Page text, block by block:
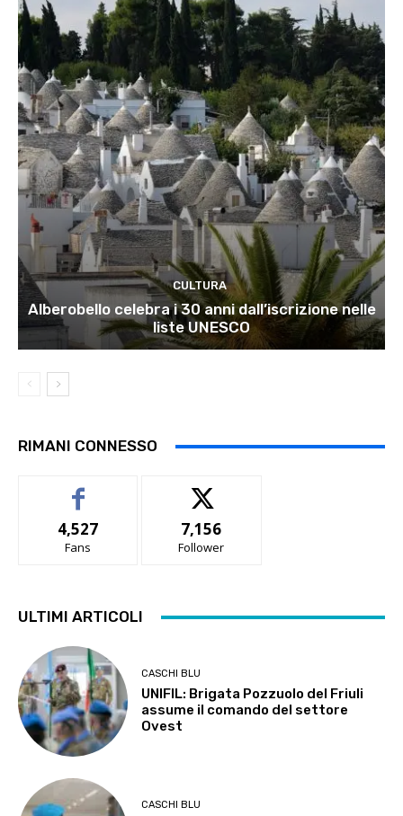
CULTURA
Alberobello celebra i 30 anni dall’iscrizione nelle
liste UNESCO
RIMANI CONNESSO
4,527
Fans
7,156
Follower
ULTIMI ARTICOLI
CASCHI BLU
UNIFIL: Brigata Pozzuolo del Friuli
assume il comando del settore
Ovest
CASCHI BLU